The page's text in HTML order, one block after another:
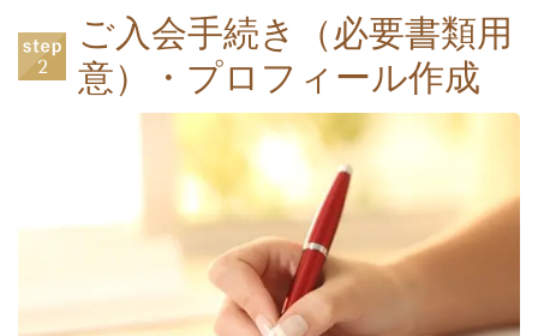
ご入会手続き（必要書類用
意）・プロフィール作成